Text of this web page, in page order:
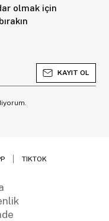
olmak için
KAYIT OL
TIKTOK